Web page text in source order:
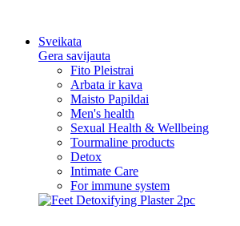
Sveikata
Gera savijauta
Fito Pleistrai
Arbata ir kava
Maisto Papildai
Men's health
Sexual Health & Wellbeing
Tourmaline products
Detox
Intimate Care
For immune system